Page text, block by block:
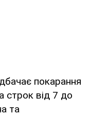
покарання
строк від 7 до
та